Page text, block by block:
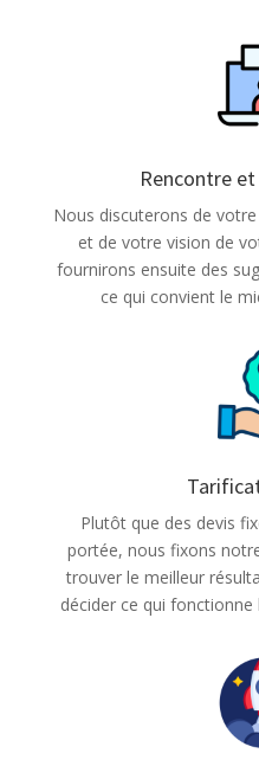
Rencontre
Nous discuterons de
et de votre vision de
fournirons ensuite des
ce qui convient le
Plutôt que des devis
portée, nous fixons
trouver le meilleur
décider ce qui